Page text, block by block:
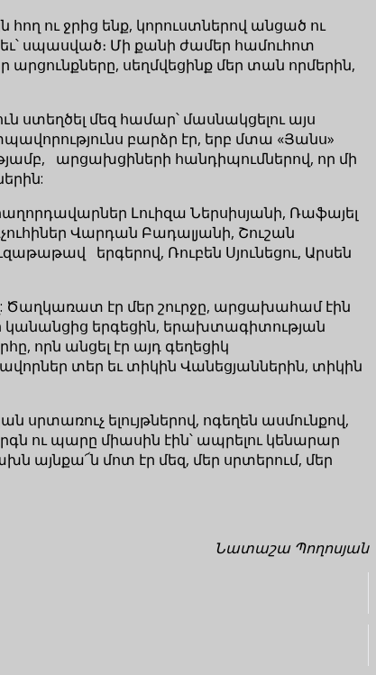
ու ջրից ենք, կորուստներով անցած ու
սպասված։ Մի քանի ժամեր համուհոտ
սեղմվեցինք մեր տան որմերին,
ստեղծել մեզ համար՝ մասնակցելու այս
բարձր էր, երբ մտա «Յանս»
արցախցիների հանդիպումներով, որ մի
Լուիզա Ներսիսյանի, Ռաֆայել
Վարդան Բադալյանի, Շուշան
երգերով, Ռուբեն Սյունեցու, Արսեն
Ծաղկառատ էր մեր շուրջը, արցախահամ էին
կանանցից երգեցին, երախտագիտության
որն անցել էր այդ գեղեցիկ
տեր եւ տիկին Վանեցյաններին, տիկին
սրտառուչ ելույթներով, ոգեղեն ասմունքով,
ու պարը միասին էին՝ ապրելու կենարար
այնքա՜ն մոտ էր մեզ, մեր սրտերում, մեր
Նատաշա Պողոսյան